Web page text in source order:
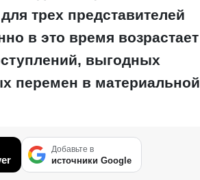
трех представителей
в это время возрастает
выгодных
перемен в материальной
Добавьте в
источники Google